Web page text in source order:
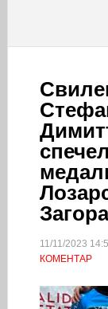
11/11/2023
КОМЕНТАР